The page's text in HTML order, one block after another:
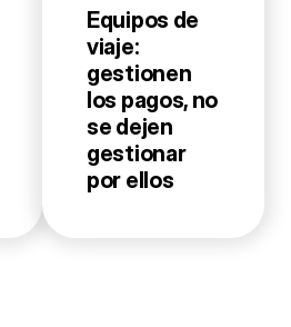
Equipos de
viaje:
gestionen
los pagos, no
se dejen
gestionar
por ellos